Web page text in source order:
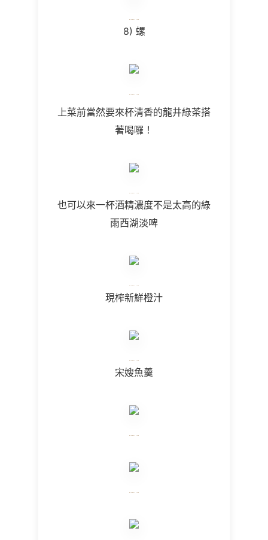
8) 螺
上菜前當然要來杯清香的龍井綠茶搭
著喝囉！
也可以來一杯酒精濃度不是太高的綠
雨西湖淡啤
現榨新鮮橙汁
宋嫂魚羹